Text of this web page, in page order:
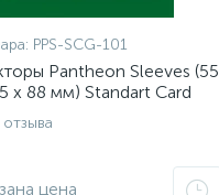
PPS-SCG-101
Pantheon Sleeves (55
x 88 мм) Standart Card
Эпик
отзыва
цена